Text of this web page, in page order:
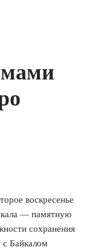
воскресенье
— памятную
сохранения
Байкалом